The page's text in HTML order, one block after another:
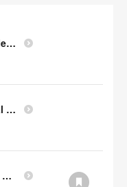
Steelcase Flex Perch – Perfil Medioambiental del Producto
Obelos – Perfil Medioambiental del Producto
Certificado SCS IAQ Gold para paneles